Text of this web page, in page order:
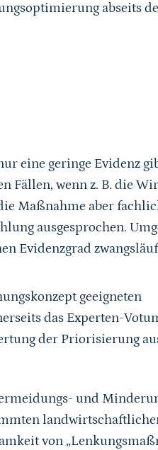
abseits
eine geringe Evidenz
Fällen, wenn z. B. die
Maßnahme aber
ausgesprochen.
Evidenzgrad
geeigneten
das Experten-
der Priorisierung
und
von